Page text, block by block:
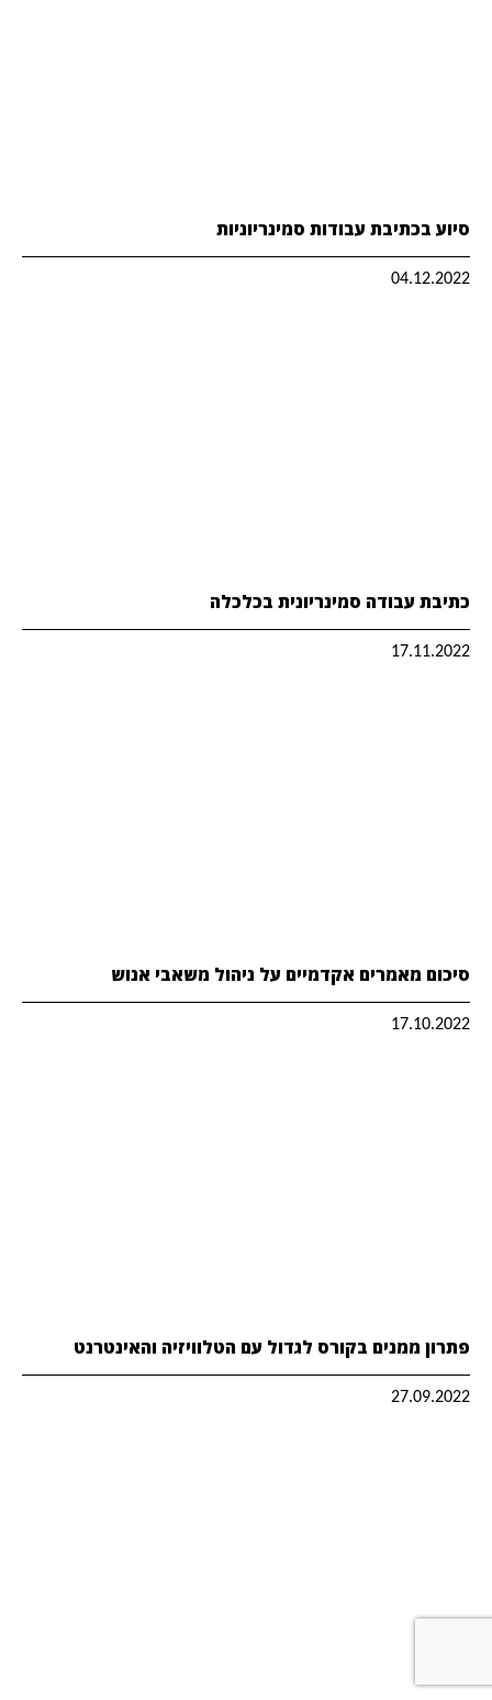
סיוע בכתיבת עבודות סמינריוניות
04.12.2022
כתיבת עבודה סמינריונית בכלכלה
17.11.2022
סיכום מאמרים אקדמיים על ניהול משאבי אנוש
17.10.2022
פתרון ממנים בקורס לגדול עם הטלוויזיה והאינטרנט
27.09.2022